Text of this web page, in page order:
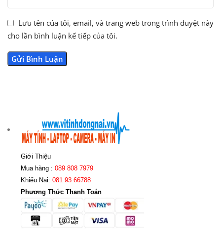
Lưu tên của tôi, email, và trang web trong trình duyệt này
cho lần bình luận kế tiếp của tôi.
Giới Thiệu
Mua hàng : 089 808 7979
Khiếu Nại: 081 93 66788
Phương Thức Thanh Toán